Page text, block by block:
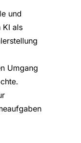
und
KI als
Umgang